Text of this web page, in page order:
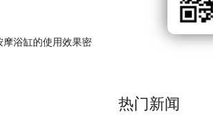
浴缸的使用效果密
热门新闻